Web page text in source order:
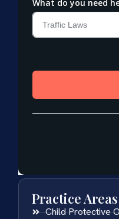
Practice Areas
Child Protective